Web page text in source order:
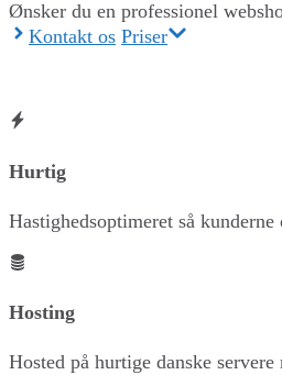
Ønsker du en professionel
Kontakt os Priser
Hurtig
Hastighedsoptimeret så
Hosting
Hosted på hurtige danske